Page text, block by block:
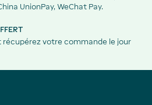
UnionPay, WeChat Pay.
votre commande le jour